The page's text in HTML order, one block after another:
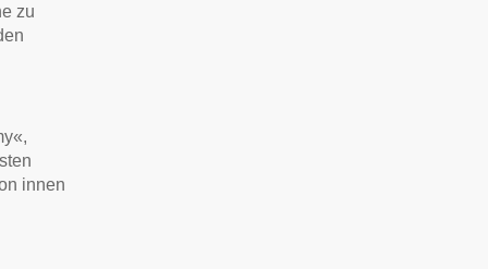
zu
innen